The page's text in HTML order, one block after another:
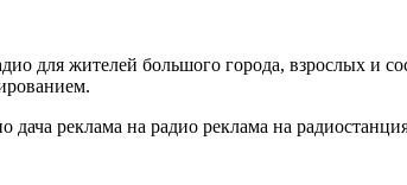
для жителей большого города, взрослых и